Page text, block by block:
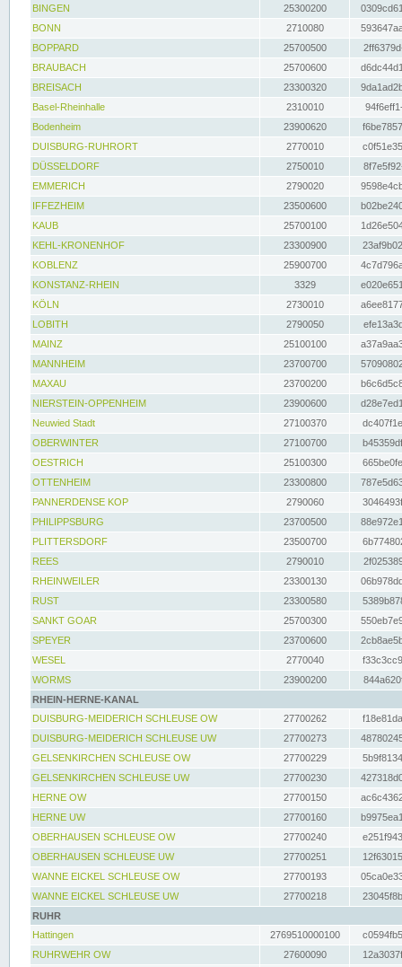
BINGEN
25300200
BONN
2710080
BOPPARD
25700500
BRAUBACH
25700600
BREISACH
23300320
Basel-Rheinhalle
2310010
Bodenheim
23900620
DUISBURG-RUHRORT
2770010
DÜSSELDORF
2750010
EMMERICH
2790020
IFFEZHEIM
23500600
KAUB
25700100
KEHL-KRONENHOF
23300900
KOBLENZ
25900700
KONSTANZ-RHEIN
3329
KÖLN
2730010
LOBITH
2790050
MAINZ
25100100
MANNHEIM
23700700
MAXAU
23700200
NIERSTEIN-OPPENHEIM
23900600
Neuwied Stadt
27100370
OBERWINTER
27100700
OESTRICH
25100300
OTTENHEIM
23300800
PANNERDENSE KOP
2790060
PHILIPPSBURG
23700500
PLITTERSDORF
23500700
REES
2790010
RHEINWEILER
23300130
RUST
23300580
SANKT GOAR
25700300
SPEYER
23700600
WESEL
2770040
WORMS
23900200
RHEIN-HERNE-KANAL
DUISBURG-MEIDERICH SCHLEUSE OW
27700262
DUISBURG-MEIDERICH SCHLEUSE UW
27700273
GELSENKIRCHEN SCHLEUSE OW
27700229
GELSENKIRCHEN SCHLEUSE UW
27700230
HERNE OW
27700150
HERNE UW
27700160
OBERHAUSEN SCHLEUSE OW
27700240
OBERHAUSEN SCHLEUSE UW
27700251
WANNE EICKEL SCHLEUSE OW
27700193
WANNE EICKEL SCHLEUSE UW
27700218
RUHR
Hattingen
2769510000100
RUHRWEHR OW
27600090